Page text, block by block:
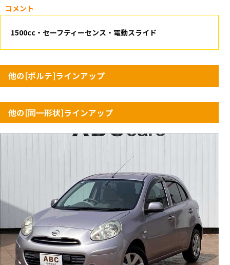
コメント
1500cc・セーフティーセンス・電動スライド
他の[ポルテ]ラインアップ
他の[同一形状]ラインアップ